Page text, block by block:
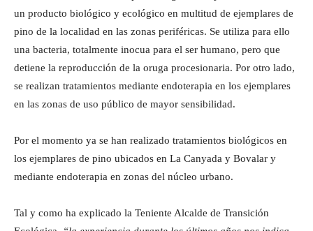
un producto biológico y ecológico en multitud de ejemplares de
pino de la localidad en las zonas periféricas. Se utiliza para ello
una bacteria, totalmente inocua para el ser humano, pero que
detiene la reproducción de la oruga procesionaria. Por otro lado,
se realizan tratamientos mediante endoterapia en los ejemplares
en las zonas de uso público de mayor sensibilidad.
Por el momento ya se han realizado tratamientos biológicos en
los ejemplares de pino ubicados en La Canyada y Bovalar y
mediante endoterapia en zonas del núcleo urbano.
Tal y como ha explicado la Teniente Alcalde de Transición